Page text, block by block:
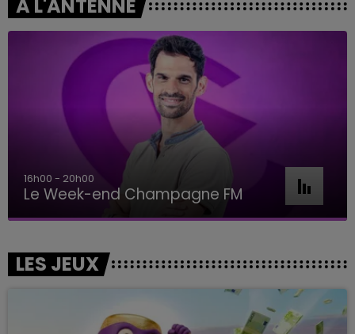
A L'ANTENNE
16h00 - 20h00
Le Week-end Champagne FM
LES JEUX